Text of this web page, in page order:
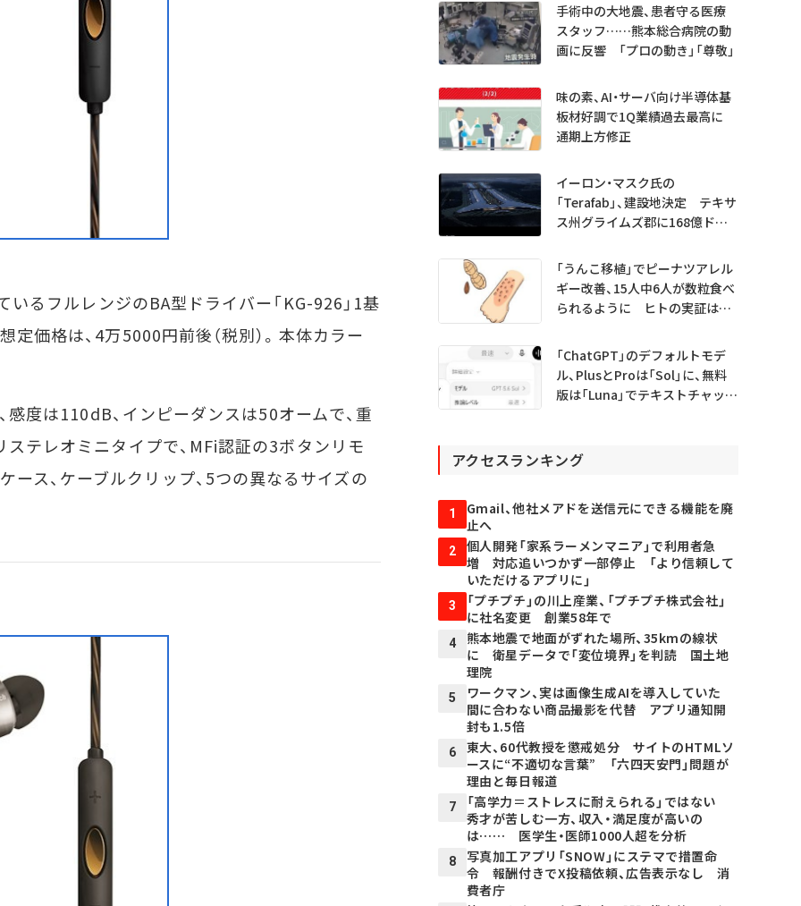
るフルレンジのBA型ドライバー「KG-926」1基
価格は、4万5000円前後（税別）。本体カラー
度は110dB、インピーダンスは50オームで、重
テレオミニタイプで、MFi認証の3ボタンリモ
ース、ケーブルクリップ、5つの異なるサイズの
手術中の大地震、患者守る医療
スタッフ……熊本総合病院の動
画に反響 「プロの動き」「尊敬」
味の素、AI・サーバ向け半導体基
板材好調で1Q業績過去最高に
通期上方修正
イーロン・マスク氏の
「Terafab」、建設地決定 テキサ
ス州グライムズ郡に168億ドル
「うんこ移植」でピーナツアレル
ギー改善、15人中6人が数粒食べ
られるように ヒトの実証は
「ChatGPT」のデフォルトモデ
ル、PlusとProは「Sol」に、無料
版は「Luna」でテキストチャット
アクセスランキング
1
Gmail、他社メアドを送信元にできる機能を廃
止へ
2
個人開発「家系ラーメンマニア」で利用者急
増 対応追いつかず一部停止 「より信頼して
いただけるアプリに」
3
「プチプチ」の川上産業、「プチプチ株式会社」
に社名変更 創業58年で
4
熊本地震で地面がずれた場所、35kmの線状
に 衛星データで「変位境界」を判読 国土地
理院
5
ワークマン、実は画像生成AIを導入していた
間に合わない商品撮影を代替 アプリ通知開
封も1.5倍
6
東大、60代教授を懲戒処分 サイトのHTMLソ
ースに“不適切な言葉” 「六四天安門」問題が
理由と毎日報道
7
「高学力＝ストレスに耐えられる」ではない
秀才が苦しむ一方、収入・満足度が高いの
は…… 医学生・医師1000人超を分析
8
写真加工アプリ「SNOW」にステマで措置命
令 報酬付きでX投稿依頼、広告表示なし 消
費者庁